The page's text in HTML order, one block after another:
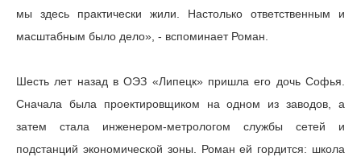
мы здесь практически жили. Настолько ответственным и
масштабным было дело», - вспоминает Роман.
Шесть лет назад в ОЭЗ «Липецк» пришла его дочь Софья.
Сначала была проектировщиком на одном из заводов, а
затем стала инженером-метрологом службы сетей и
подстанций экономической зоны. Роман ей гордится: школа